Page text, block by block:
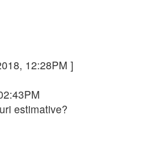
12:28PM ]
estimative?